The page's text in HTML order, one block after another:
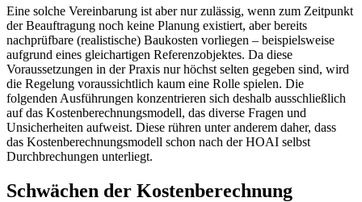
Eine solche Vereinbarung ist aber nur zulässig, wenn zum Zeitpunkt
der Beauftragung noch keine Planung existiert, aber bereits
nachprüfbare (realistische) Baukosten vorliegen – beispielsweise
aufgrund eines gleichartigen Referenzobjektes. Da diese
Voraussetzungen in der Praxis nur höchst selten gegeben sind, wird
die Regelung voraussichtlich kaum eine Rolle spielen. Die
folgenden Ausführungen konzentrieren sich deshalb ausschließlich
auf das Kostenberechnungsmodell, das diverse Fragen und
Unsicherheiten aufweist. Diese rühren unter anderem daher, dass
das Kostenberechnungsmodell schon nach der HOAI selbst
Durchbrechungen unterliegt.
Schwächen der Kostenberechnung